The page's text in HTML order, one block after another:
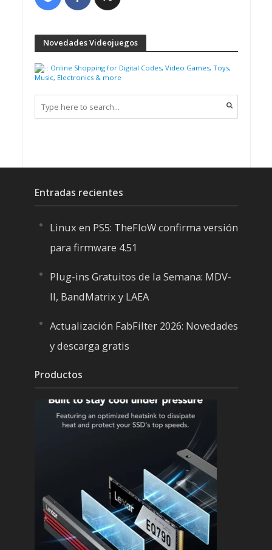
Novedades Videojuegos
Entradas recientes
Linux en PS5: TheFloW confirma versión
para firmware 4.51
Plug-ins Gratuitos de la Semana: MDV-
II, BandMatrix y LAEA
Actualización FabFilter 2026: Novedades
y descarga gratis
Productos